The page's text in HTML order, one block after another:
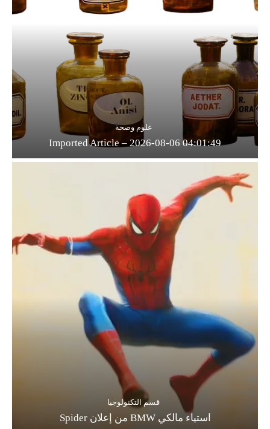
علوم وصحة
Imported Article – 2026-08-06 04:01:49
قسم التكنولوجيا
استياء مالكي BMW من إعلان Spider